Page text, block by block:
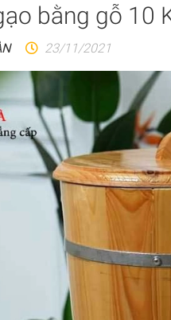
bằng gỗ 10
23/11/2021